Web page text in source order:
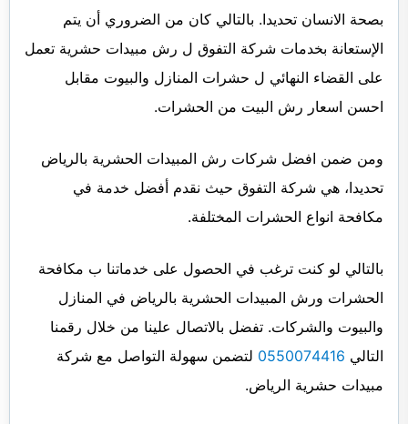
بصحة الانسان تحديدا. بالتالي كان من الضروري أن يتم
الإستعانة بخدمات شركة التفوق ل رش مبيدات حشرية تعمل
على القضاء النهائي ل حشرات المنازل والبيوت مقابل
احسن اسعار رش البيت من الحشرات.
ومن ضمن افضل شركات رش المبيدات الحشرية بالرياض
تحديدا، هي شركة التفوق حيث نقدم أفضل خدمة في
مكافحة انواع الحشرات المختلفة.
بالتالي لو كنت ترغب في الحصول على خدماتنا ب مكافحة
الحشرات ورش المبيدات الحشرية بالرياض في المنازل
والبيوت والشركات. تفضل بالاتصال علينا من خلال رقمنا
التالي 0550074416 لتضمن سهولة التواصل مع شركة
مبيدات حشرية الرياض.